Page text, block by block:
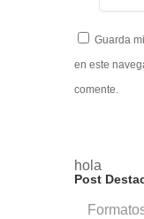
Guarda
en este
comente.
hola
Post